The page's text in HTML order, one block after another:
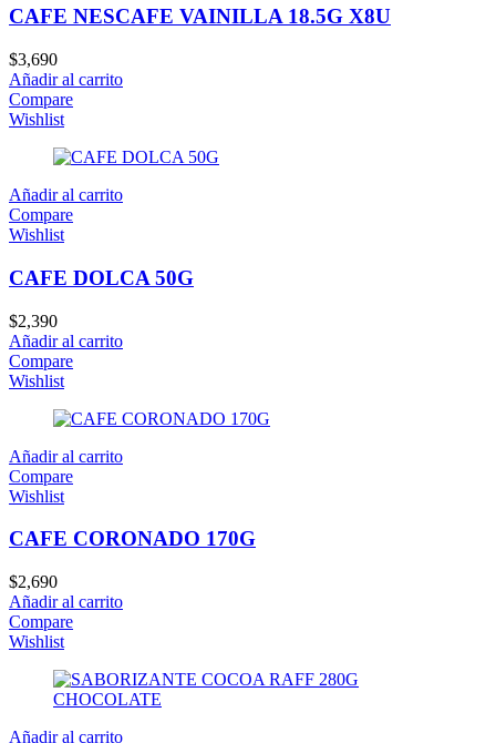
CAFE NESCAFE VAINILLA 18.5G X8U
$3,690
Añadir al carrito
Compare
Wishlist
Añadir al carrito
Compare
Wishlist
CAFE DOLCA 50G
$2,390
Añadir al carrito
Compare
Wishlist
Añadir al carrito
Compare
Wishlist
CAFE CORONADO 170G
$2,690
Añadir al carrito
Compare
Wishlist
Añadir al carrito